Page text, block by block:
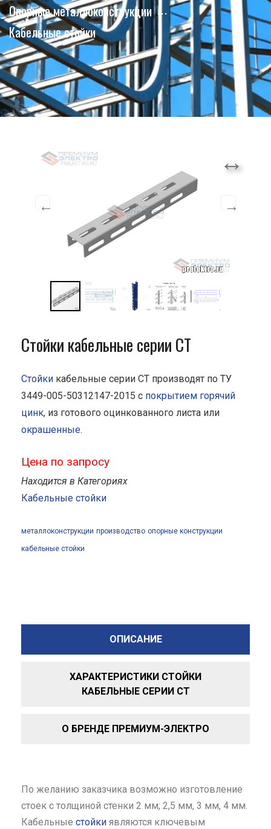
Опорные металлоконструкции
Кабельные стойки
Стойки кабельные серии СТ
Стойки кабельные серии СТ производят по ТУ
3449-005-50312147-2015 с покрытием горячий
цинк, из готового оцинкованного листа или
окрашенные.
Цена по запросу
Находится в Категориях
Кабельные стойки
металлоконструкции производство опорные конструкции
кабельные стойки
ОПИСАНИЕ
ХАРАКТЕРИСТИКИ СТОЙКИ
КАБЕЛЬНЫЕ СЕРИИ СТ
О БРЕНДЕ ПРЕМИУМ-ЭЛЕКТРО
По желанию заказчика возможно изготовление
стоек с толщиной стенки 2 мм; 2,5 мм, 3 мм, 4 мм.
Кабельные стойки являются ключевым